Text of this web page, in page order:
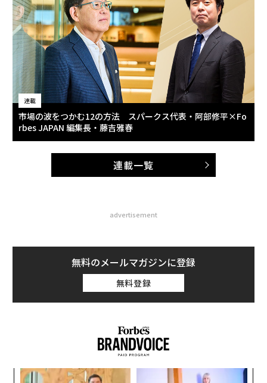
連載
市場の波をつかむ12の方法 スパークス代表・阿部修平×Fo
rbes JAPAN 編集長・藤吉雅春
連載一覧
advertisement
無料のメールマガジンに登録
無料登録